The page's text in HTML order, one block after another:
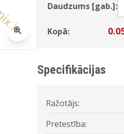
Daudzums [gab.]:
Kopā:
Specifikācijas
Ražotājs:
Pretestība: